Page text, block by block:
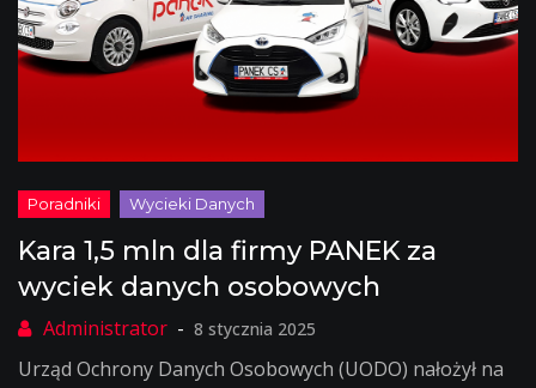
Kara 1,5 mln dla firmy PANEK za
wyciek danych osobowych
8 stycznia 2025
Urząd Ochrony Danych Osobowych (UODO) nałożył na